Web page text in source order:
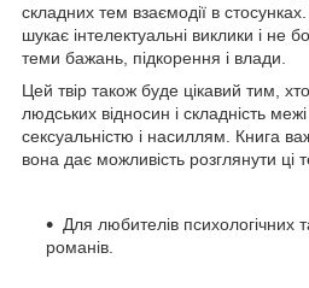
складних тем взаємодії в
шукає інтелектуальні виклики і не
теми бажань, підкорення і влади.
Цей твір також буде цікавий тим,
людських відносин і складність
сексуальністю і насиллям. Книга
вона дає можливість розглянути ці
Для любителів психологічних
романів.